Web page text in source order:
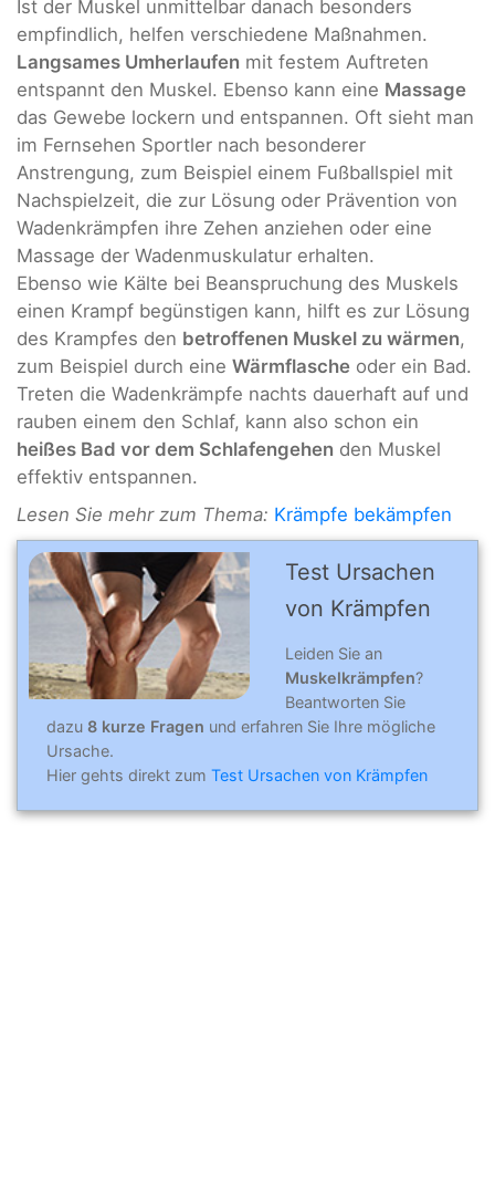
Ist der Muskel unmittelbar danach besonders
empfindlich, helfen verschiedene Maßnahmen.
Langsames Umherlaufen mit festem Auftreten
entspannt den Muskel. Ebenso kann eine Massage
das Gewebe lockern und entspannen. Oft sieht man
im Fernsehen Sportler nach besonderer
Anstrengung, zum Beispiel einem Fußballspiel mit
Nachspielzeit, die zur Lösung oder Prävention von
Wadenkrämpfen ihre Zehen anziehen oder eine
Massage der Wadenmuskulatur erhalten.
Ebenso wie Kälte bei Beanspruchung des Muskels
einen Krampf begünstigen kann, hilft es zur Lösung
des Krampfes den betroffenen Muskel zu wärmen,
zum Beispiel durch eine Wärmflasche oder ein Bad.
Treten die Wadenkrämpfe nachts dauerhaft auf und
rauben einem den Schlaf, kann also schon ein
heißes Bad vor dem Schlafengehen den Muskel
effektiv entspannen.
Lesen Sie mehr zum Thema: Krämpfe bekämpfen
Test Ursachen
von Krämpfen
Leiden Sie an
Muskelkrämpfen?
Beantworten Sie
dazu 8 kurze Fragen und erfahren Sie Ihre mögliche
Ursache.
Hier gehts direkt zum Test Ursachen von Krämpfen